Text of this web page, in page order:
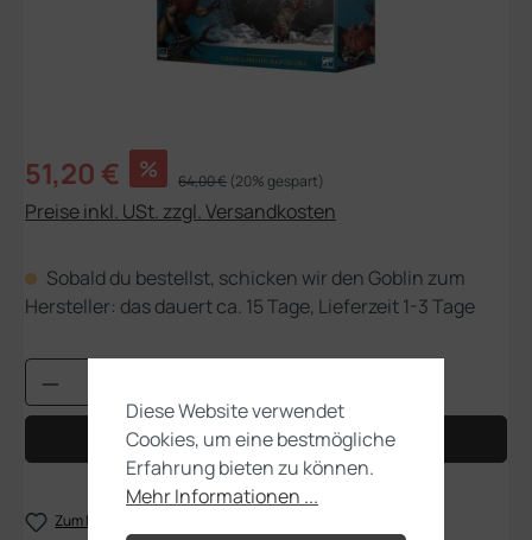
Verkaufspreis:
51,20 € % Regulärer Preis:
64,00 € (20% gespart)
Preise inkl. USt. zzgl. Versandkosten
Sobald du bestellst, schicken wir den Goblin zum
Hersteller: das dauert ca. 15 Tage, Lieferzeit 1-3 Tage
Produkt Anzahl: Gib den gewünschten
In den Warenkorb
Zum Merkzettel hinzufügen
Diese Website verwendet
Cookies, um eine bestmögliche
Erfahrung bieten zu können.
Mehr Informationen ...